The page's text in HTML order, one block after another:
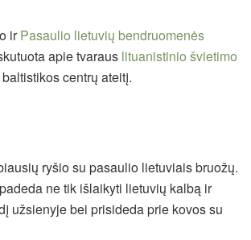
irPasaulio lietuvių bendruomenės
apie tvaraus lituanistinio švietimo
centrų ateitį.
ryšio su pasaulio lietuviais bruožų.
ne tik išlaikyti lietuvių kalbą ir
užsienyje bei prisideda prie kovos su